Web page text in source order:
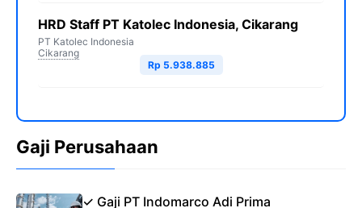
HRD Staff PT Katolec Indonesia, Cikarang
PT Katolec Indonesia
Cikarang
Rp 5.938.885
Gaji Perusahaan
✓ Gaji PT Indomarco Adi Prima